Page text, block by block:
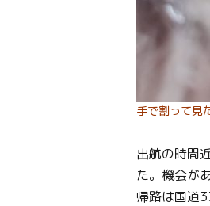
手で割って見
出航の時間
た。機会が
帰路は国道